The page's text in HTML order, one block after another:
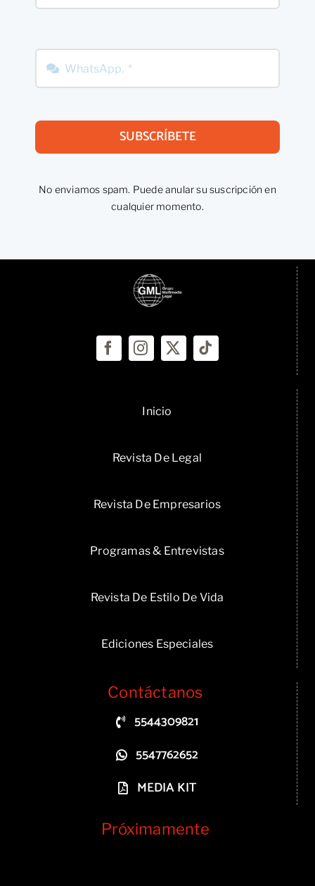
SUBSCRÍBETE
No enviamos spam. Puede anular su suscripción en
cualquier momento.
Inicio
Revista De Legal
Revista De Empresarios
Programas & Entrevistas
Revista De Estilo De Vida
Ediciones Especiales
Contáctanos
5544309821
5547762652
MEDIA KIT
Próximamente